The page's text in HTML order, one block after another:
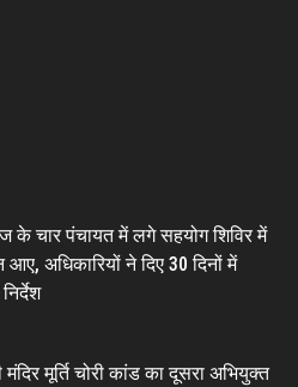
के चार पंचायत में लगे सहयोग शिविर में
अधिकारियों ने दिए 30 दिनों में
मूर्ति चोरी कांड का दूसरा अभियुक्त